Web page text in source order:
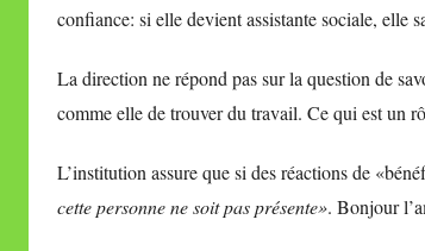
confiance: si elle devient assistante sociale, elle
La direction ne répond pas sur la question de
comme elle de trouver du travail. Ce qui est un
L’institution assure que si des réactions de
cette personne ne soit pas présente». Bonjour